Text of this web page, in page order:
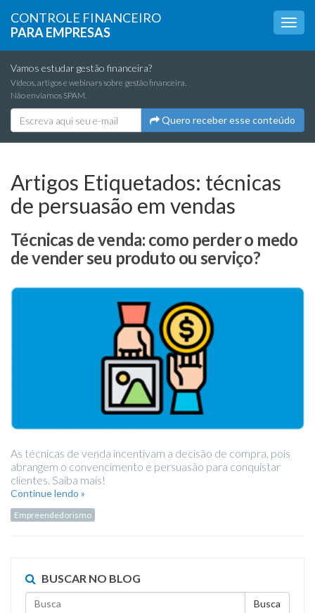
CONTROLE FINANCEIRO
PARA EMPRESAS
Vamos estudar gestão financeira?
Vídeos, artigos e webinars sobre gestão financeira.
Não enviamos SPAM.
Quero receber esse conteúdo
Artigos Etiquetados: técnicas
de persuasão em vendas
Técnicas de venda: como perder o medo
de vender seu produto ou serviço?
As técnicas de venda incentivam a decisão de compra, pois
abrangem o convencimento e persuasão para conquistar
clientes. Saiba mais!
Continue lendo »
Empreendedorismo
BUSCAR NO BLOG
Busca